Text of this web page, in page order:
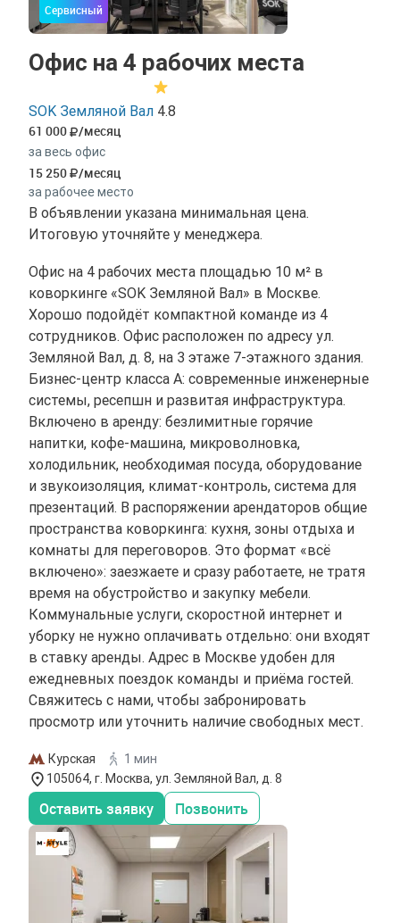
Сервисный
Офис на 4 рабочих места
SOK Земляной Вал 4.8
61 000 /месяц
за весь офис
15 250 /месяц
за рабочее место
В объявлении указана минимальная цена.
Итоговую уточняйте у менеджера.
Офис на 4 рабочих места площадью 10 м² в
коворкинге «SOK Земляной Вал» в Москве.
Хорошо подойдёт компактной команде из 4
сотрудников. Офис расположен по адресу ул.
Земляной Вал, д. 8, на 3 этаже 7-этажного здания.
Бизнес-центр класса A: современные инженерные
системы, ресепшн и развитая инфраструктура.
Включено в аренду: безлимитные горячие
напитки, кофе-машина, микроволновка,
холодильник, необходимая посуда, оборудование
и звукоизоляция, климат-контроль, система для
презентаций. В распоряжении арендаторов общие
пространства коворкинга: кухня, зоны отдыха и
комнаты для переговоров. Это формат «всё
включено»: заезжаете и сразу работаете, не тратя
время на обустройство и закупку мебели.
Коммунальные услуги, скоростной интернет и
уборку не нужно оплачивать отдельно: они входят
в ставку аренды. Адрес в Москве удобен для
ежедневных поездок команды и приёма гостей.
Свяжитесь с нами, чтобы забронировать
просмотр или уточнить наличие свободных мест.
Курская
1 мин
105064, г. Москва, ул. Земляной Вал, д. 8
Оставить заявку Позвонить